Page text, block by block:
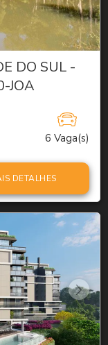
DO SUL -
JOA
6 Vaga(s)
DETALHES